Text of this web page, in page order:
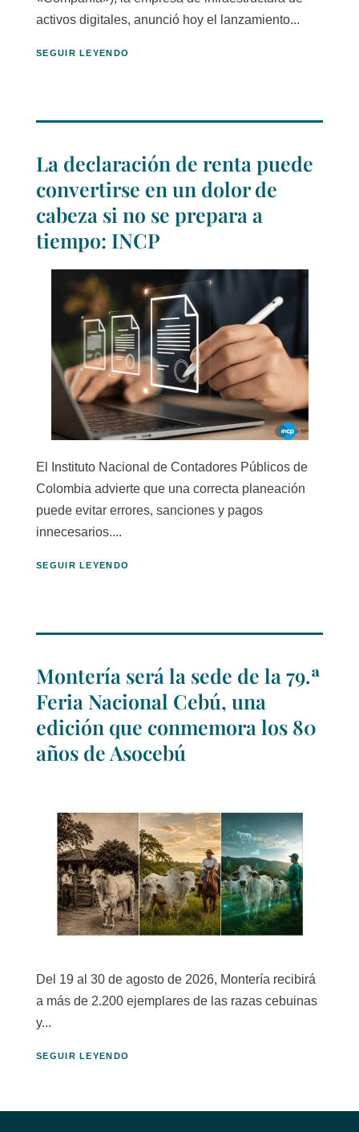
activos digitales, anunció hoy el lanzamiento...
SEGUIR LEYENDO
La declaración de renta puede
convertirse en un dolor de
cabeza si no se prepara a
tiempo: INCP
El Instituto Nacional de Contadores Públicos de
Colombia advierte que una correcta planeación
puede evitar errores, sanciones y pagos
innecesarios....
SEGUIR LEYENDO
Montería será la sede de la 79.ª
Feria Nacional Cebú, una
edición que conmemora los 80
años de Asocebú
Del 19 al 30 de agosto de 2026, Montería recibirá
a más de 2.200 ejemplares de las razas cebuinas
y...
SEGUIR LEYENDO